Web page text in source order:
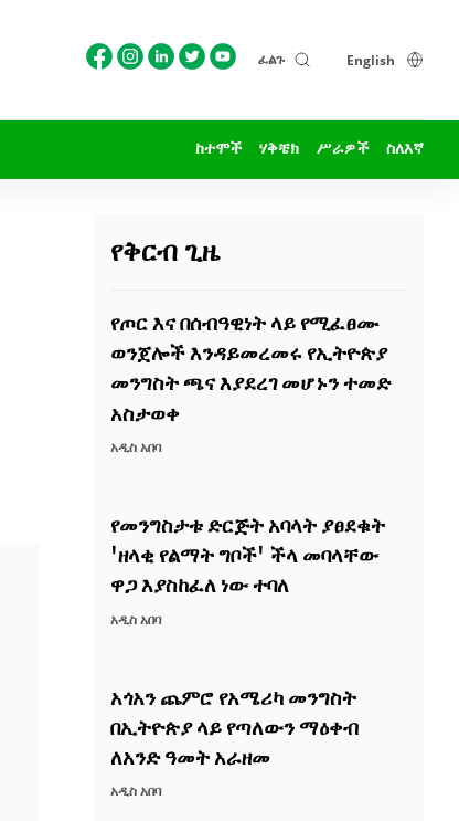
ፈልጉ English
ከተሞች ሃቅቼክ ሥራዎች ስለእኛ
የቅርብ ጊዜ
የጦር እና በሰብዓዊነት ላይ የሚፈፀሙ
ወንጀሎች እንዳይመረመሩ የኢትዮጵያ
መንግስት ጫና እያደረገ መሆኑን ተመድ
አስታወቀ
አዲስ አበባ
የመንግስታቱ ድርጅት አባላት ያፀደቁት
'ዘላቂ የልማት ግቦች' ችላ መባላቸው
ዋጋ እያስከፈለ ነው ተባለ
አዲስ አበባ
አጎአን ጨምሮ የአሜሪካ መንግስት
በኢትዮጵያ ላይ የጣለውን ማዕቀብ
ለአንድ ዓመት አራዘመ
አዲስ አበባ